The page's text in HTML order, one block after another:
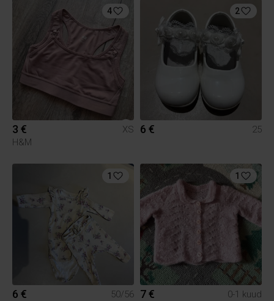
4
3 €
XS
H&M
2
6 € 25
1
6 €
50/56
1
7 €
0-1 kuud